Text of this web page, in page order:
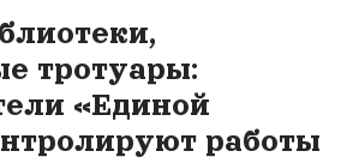
тротуары:
«Единой
работы